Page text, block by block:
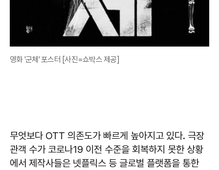
영화 '군체' 포스터 [사진=쇼박스 제공]
무엇보다 OTT 의존도가 빠르게 높아지고 있다. 극장
관객 수가 코로나19 이전 수준을 회복하지 못한 상황
에서 제작사들은 넷플릭스 등 글로벌 플랫폼을 통한